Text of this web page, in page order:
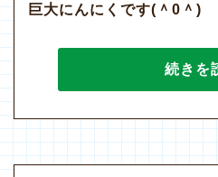
巨大にんにくです(＾0＾)
続きを